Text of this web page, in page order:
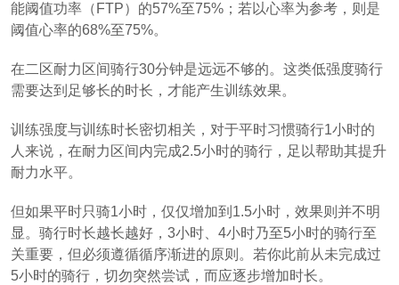
能阈值功率（FTP）的57%至75%；若以心率为参考，则是
阈值心率的68%至75%。
在二区耐力区间骑行30分钟是远远不够的。这类低强度骑行
需要达到足够长的时长，才能产生训练效果。
训练强度与训练时长密切相关，对于平时习惯骑行1小时的
人来说，在耐力区间内完成2.5小时的骑行，足以帮助其提升
耐力水平。
但如果平时只骑1小时，仅仅增加到1.5小时，效果则并不明
显。骑行时长越长越好，3小时、4小时乃至5小时的骑行至
关重要，但必须遵循循序渐进的原则。若你此前从未完成过
5小时的骑行，切勿突然尝试，而应逐步增加时长。